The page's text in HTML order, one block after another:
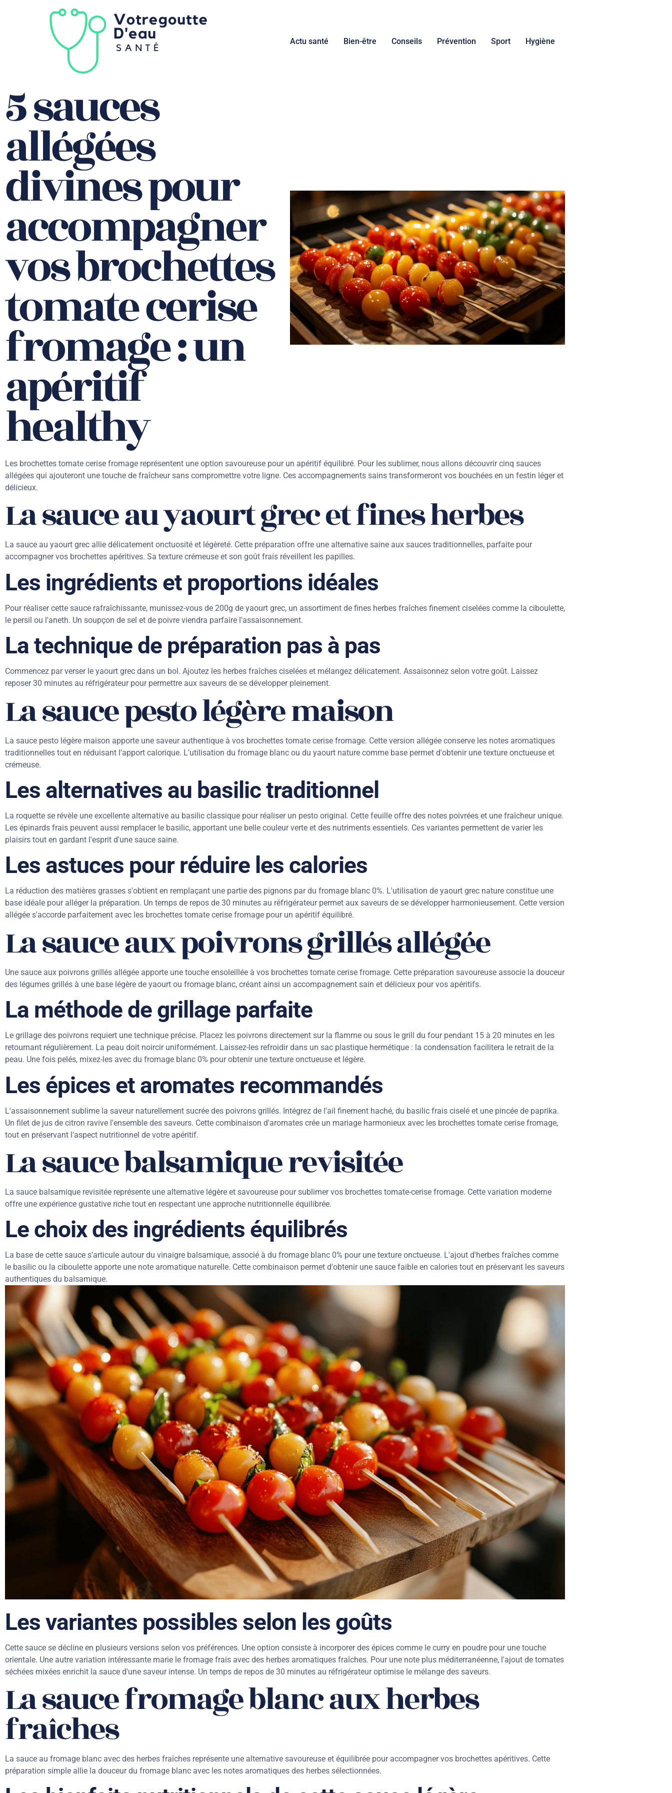
Actu santé Bien-être Conseils Prévention Sport Hygiène
5 sauces
allégées
divines pour
accompagner
vos brochettes
tomate cerise
fromage : un
apéritif
healthy
Les brochettes tomate cerise fromage représentent une option savoureuse pour un apéritif équilibré. Pour les sublimer, nous allons découvrir cinq sauces
allégées qui ajouteront une touche de fraîcheur sans compromettre votre ligne. Ces accompagnements sains transformeront vos bouchées en un festin léger et
délicieux.
La sauce au yaourt grec et fines herbes
La sauce au yaourt grec allie délicatement onctuosité et légèreté. Cette préparation offre une alternative saine aux sauces traditionnelles, parfaite pour
accompagner vos brochettes apéritives. Sa texture crémeuse et son goût frais réveillent les papilles.
Les ingrédients et proportions idéales
Pour réaliser cette sauce rafraîchissante, munissez-vous de 200g de yaourt grec, un assortiment de fines herbes fraîches finement ciselées comme la ciboulette,
le persil ou l'aneth. Un soupçon de sel et de poivre viendra parfaire l'assaisonnement.
La technique de préparation pas à pas
Commencez par verser le yaourt grec dans un bol. Ajoutez les herbes fraîches ciselées et mélangez délicatement. Assaisonnez selon votre goût. Laissez
reposer 30 minutes au réfrigérateur pour permettre aux saveurs de se développer pleinement.
La sauce pesto légère maison
La sauce pesto légère maison apporte une saveur authentique à vos brochettes tomate cerise fromage. Cette version allégée conserve les notes aromatiques
traditionnelles tout en réduisant l'apport calorique. L'utilisation du fromage blanc ou du yaourt nature comme base permet d'obtenir une texture onctueuse et
crémeuse.
Les alternatives au basilic traditionnel
La roquette se révèle une excellente alternative au basilic classique pour réaliser un pesto original. Cette feuille offre des notes poivrées et une fraîcheur unique.
Les épinards frais peuvent aussi remplacer le basilic, apportant une belle couleur verte et des nutriments essentiels. Ces variantes permettent de varier les
plaisirs tout en gardant l'esprit d'une sauce saine.
Les astuces pour réduire les calories
La réduction des matières grasses s'obtient en remplaçant une partie des pignons par du fromage blanc 0%. L'utilisation de yaourt grec nature constitue une
base idéale pour alléger la préparation. Un temps de repos de 30 minutes au réfrigérateur permet aux saveurs de se développer harmonieusement. Cette version
allégée s'accorde parfaitement avec les brochettes tomate cerise fromage pour un apéritif équilibré.
La sauce aux poivrons grillés allégée
Une sauce aux poivrons grillés allégée apporte une touche ensoleillée à vos brochettes tomate cerise fromage. Cette préparation savoureuse associe la douceur
des légumes grillés à une base légère de yaourt ou fromage blanc, créant ainsi un accompagnement sain et délicieux pour vos apéritifs.
La méthode de grillage parfaite
Le grillage des poivrons requiert une technique précise. Placez les poivrons directement sur la flamme ou sous le grill du four pendant 15 à 20 minutes en les
retournant régulièrement. La peau doit noircir uniformément. Laissez-les refroidir dans un sac plastique hermétique : la condensation facilitera le retrait de la
peau. Une fois pelés, mixez-les avec du fromage blanc 0% pour obtenir une texture onctueuse et légère.
Les épices et aromates recommandés
L'assaisonnement sublime la saveur naturellement sucrée des poivrons grillés. Intégrez de l'ail finement haché, du basilic frais ciselé et une pincée de paprika.
Un filet de jus de citron ravive l'ensemble des saveurs. Cette combinaison d'aromates crée un mariage harmonieux avec les brochettes tomate cerise fromage,
tout en préservant l'aspect nutritionnel de votre apéritif.
La sauce balsamique revisitée
La sauce balsamique revisitée représente une alternative légère et savoureuse pour sublimer vos brochettes tomate-cerise fromage. Cette variation moderne
offre une expérience gustative riche tout en respectant une approche nutritionnelle équilibrée.
Le choix des ingrédients équilibrés
La base de cette sauce s'articule autour du vinaigre balsamique, associé à du fromage blanc 0% pour une texture onctueuse. L'ajout d'herbes fraîches comme
le basilic ou la ciboulette apporte une note aromatique naturelle. Cette combinaison permet d'obtenir une sauce faible en calories tout en préservant les saveurs
authentiques du balsamique.
Les variantes possibles selon les goûts
Cette sauce se décline en plusieurs versions selon vos préférences. Une option consiste à incorporer des épices comme le curry en poudre pour une touche
orientale. Une autre variation intéressante marie le fromage frais avec des herbes aromatiques fraîches. Pour une note plus méditerranéenne, l'ajout de tomates
séchées mixées enrichit la sauce d'une saveur intense. Un temps de repos de 30 minutes au réfrigérateur optimise le mélange des saveurs.
La sauce fromage blanc aux herbes
fraîches
La sauce au fromage blanc avec des herbes fraîches représente une alternative savoureuse et équilibrée pour accompagner vos brochettes apéritives. Cette
préparation simple allie la douceur du fromage blanc avec les notes aromatiques des herbes sélectionnées.